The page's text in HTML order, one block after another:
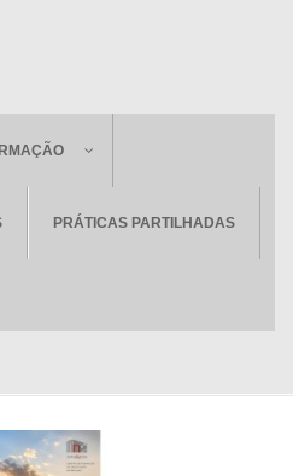
PRÁTICAS PARTILHADAS